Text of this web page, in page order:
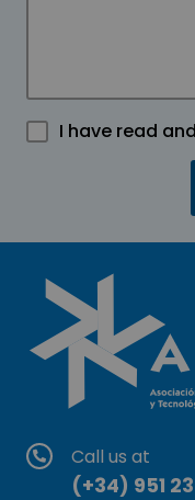
I have read
Call us at
(+34) 951 23